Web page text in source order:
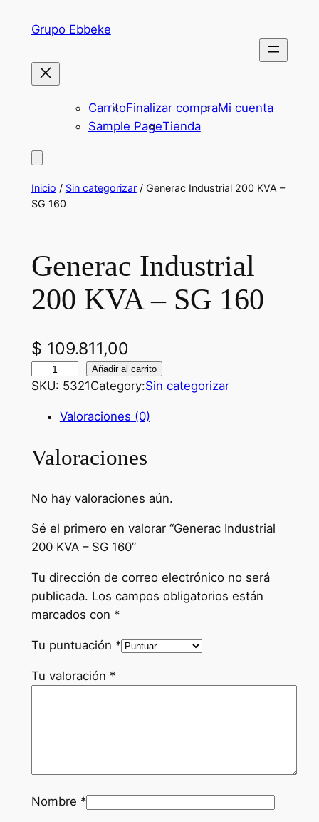
Grupo Ebbeke
CarritoFinalizar compraMi cuenta
Sample PageTienda
Inicio / Sin categorizar/ Generac Industrial 200 KVA –
SG 160
Generac Industrial
200 KVA – SG 160
$ 109.811,00
e
a
I
d
u
s
t
r
a
2
A
–
Añadir al carrito
SKU: 5321Category:Sin categorizar
Valoraciones (0)
Valoraciones
No hay valoraciones aún.
Sé el primero en valorar “Generac Industrial
200 KVA – SG 160”
Tu dirección de correo electrónico no será
publicada. Los campos obligatorios están
marcados con *
Tu puntuación *
Tu valoración *
Nombre *